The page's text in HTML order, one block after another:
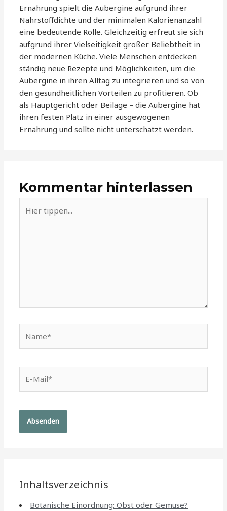
Ernährung spielt die Aubergine aufgrund ihrer
Nährstoffdichte und der minimalen Kalorienanzahl
eine bedeutende Rolle. Gleichzeitig erfreut sie sich
aufgrund ihrer Vielseitigkeit großer Beliebtheit in
der modernen Küche. Viele Menschen entdecken
ständig neue Rezepte und Möglichkeiten, um die
Aubergine in ihren Alltag zu integrieren und so von
den gesundheitlichen Vorteilen zu profitieren. Ob
als Hauptgericht oder Beilage – die Aubergine hat
ihren festen Platz in einer ausgewogenen
Ernährung und sollte nicht unterschätzt werden.
Kommentar hinterlassen
tippen...
Mail*
Inhaltsverzeichnis
Botanische Einordnung: Obst oder Gemüse?